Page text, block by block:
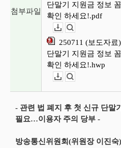
첨부파일
단말기 지원금 정보
확인 하세요!.pdf
250711 (보도자료
단말기 지원금 정보
확인 하세요!.hwp
- 관련 법 폐지 후 첫 신규 단말
필요…이용자 주의 당부 -
방송통신위원회(위원장 이진숙